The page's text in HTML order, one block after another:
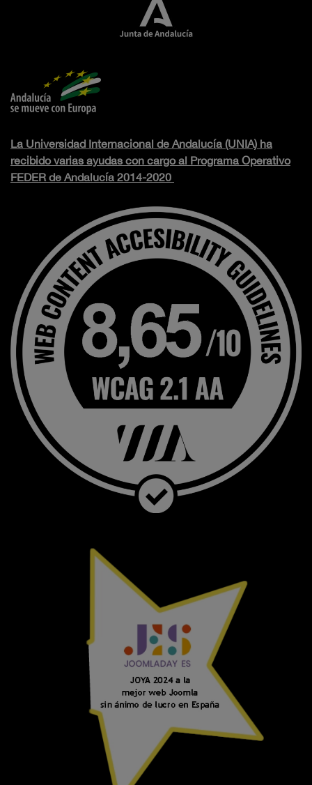
La Universidad Internacional de Andalucía (UNIA) ha
recibido varias ayudas con cargo al Programa Operativo
FEDER de Andalucía 2014-2020